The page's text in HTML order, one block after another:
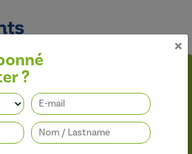
des traitements
d’améliorer l’efficacité des
des insecticides et des régulateurs de
leur impact sur l’environnement.
×
?